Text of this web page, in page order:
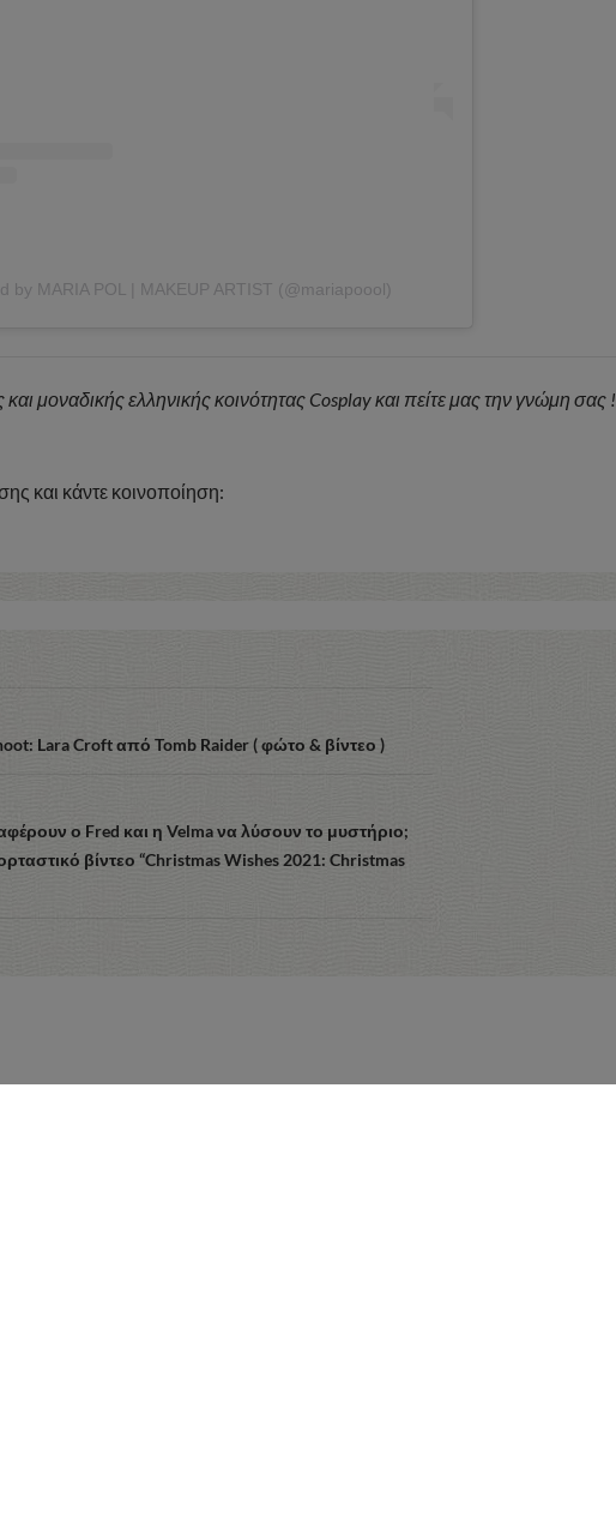
by MARIA POL | MAKEUP ARTIST (@mariapoool)
και μοναδικής ελληνικής κοινότητας Cosplay και πείτε μας την γνώμη σας !
και κάντε κοινοποίηση:
Lara Croft από Tomb Raider ( φώτο & βίντεο )
ο Fred και η Velma να λύσουν το μυστήριο;
βίντεο “Christmas Wishes 2021: Christmas